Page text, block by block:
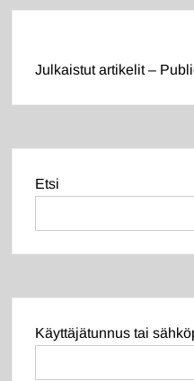
Julkaistut artikelit –
Etsi
Käyttäjätunnus tai